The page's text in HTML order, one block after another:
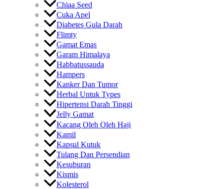
Chiaa Seed
Cuka Apel
Diabetes Gula Darah
Flimty
Gamat Emas
Garam Himalaya
Habbatussauda
Hampers
Kanker Dan Tumor
Herbal Untuk Types
Hipertensi Darah Tinggi
Jelly Gamat
Kacang Oleh Oleh Haji
Kamil
Kapsul Kutuk
Tulang Dan Persendian
Kesuburan
Kismis
Kolesterol